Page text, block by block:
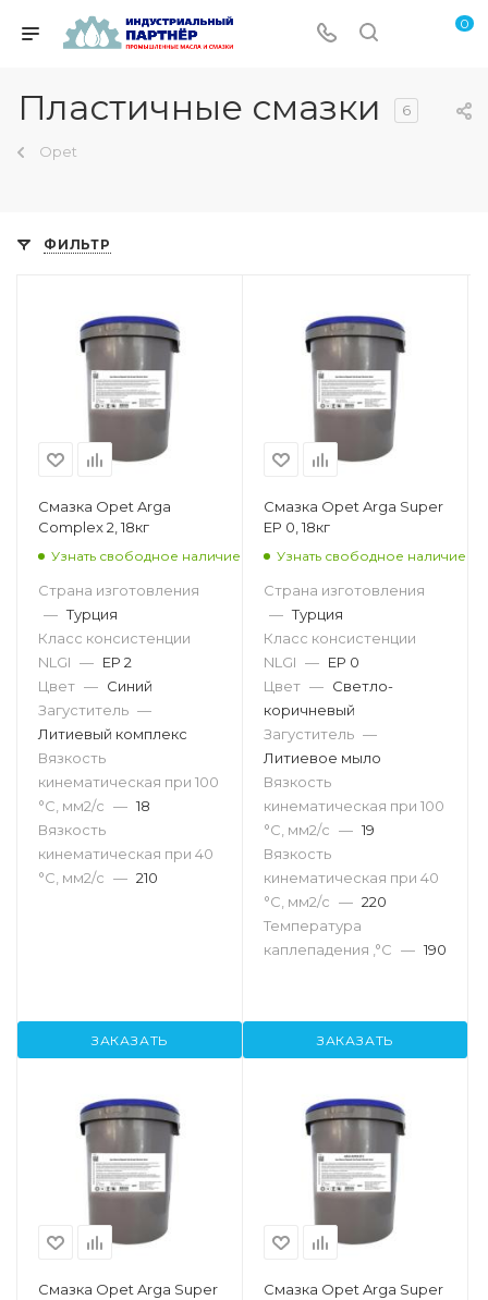
0
Пластичные смазки 6
Opet
ФИЛЬТР
Смазка Opet Arga
Complex 2, 18кг
Узнать свободное наличие
Страна изготовления
— Турция
Класс консистенции
NLGI — EP 2
Цвет — Синий
Загуститель —
Литиевый комплекс
Вязкость
кинематическая при 100
°С, мм2/с — 18
Вязкость
кинематическая при 40
°С, мм2/с — 210
ЗАКАЗАТЬ
Смазка Opet Arga Super
EP 0, 18кг
Узнать свободное наличие
Страна изготовления
— Турция
Класс консистенции
NLGI — EP 0
Цвет — Светло-
коричневый
Загуститель —
Литиевое мыло
Вязкость
кинематическая при 100
°С, мм2/с — 19
Вязкость
кинематическая при 40
°С, мм2/с — 220
Температура
каплепадения ,°C — 190
ЗАКАЗАТЬ
Смазка Opet Arga Super
Смазка Opet Arga Super